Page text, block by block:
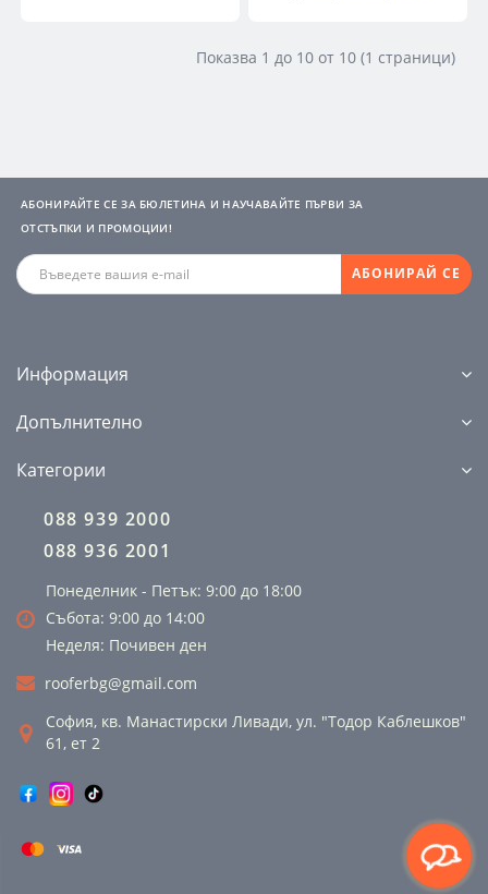
Показва 1 до 10 от 10 (1 страници)
АБОНИРАЙТЕ СЕ ЗА БЮЛЕТИНА И НАУЧАВАЙТЕ ПЪРВИ ЗА
ОТСТЪПКИ И ПРОМОЦИИ!
АБОНИРАЙ СЕ
Информация
Допълнително
Категории
088 939 2000
088 936 2001
Понеделник - Петък: 9:00 до 18:00
Събота: 9:00 до 14:00
Неделя: Почивен ден
rooferbg@gmail.com
София, кв. Манастирски Ливади, ул. "Тодор Каблешков"
61, ет 2